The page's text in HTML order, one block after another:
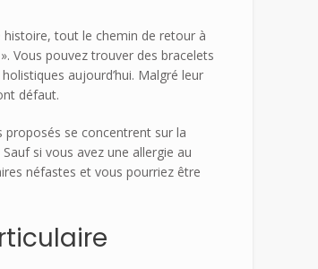
tout le chemin de retour à
Vous pouvez trouver des bracelets
aujourd’hui. Malgré leur
défaut.
proposés se concentrent sur la
si vous avez une allergie au
néfastes et vous pourriez être